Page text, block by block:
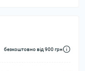
безкоштовно від 900 грн